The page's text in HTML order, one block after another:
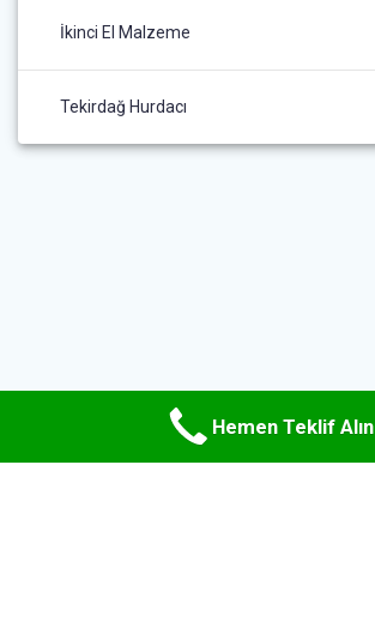
İkinci El Malzeme
Tekirdağ Hurdacı
Hemen Teklif Alın